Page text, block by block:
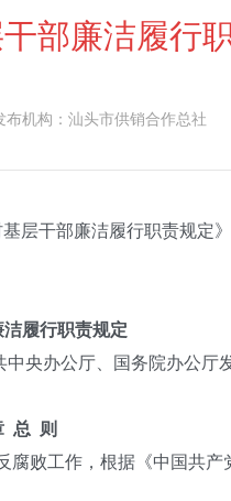
部廉洁履行职
布机构：汕头市供销合作总社
干部廉洁履行职责规定
履行职责规定
办公厅、国务院办公厅
总 则
工作，根据《中国共产